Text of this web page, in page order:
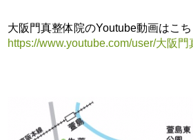
大阪門真整体院のYoutube動画はこ
https://www.youtube.com/user/大阪